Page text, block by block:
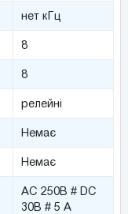
нет кГц
8
8
релейні
Немає
Немає
AC 250В # DC
30В # 5 А